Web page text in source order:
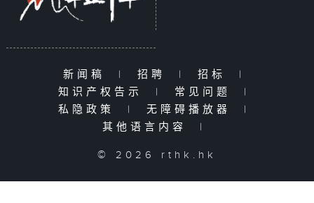
新闻稿 | 招聘 | 招标
|
知识产权告示
| 常见问题
|
私隐政策
| 无障碍播放器
|
其他语言内容
|
© 2026 rthk.hk